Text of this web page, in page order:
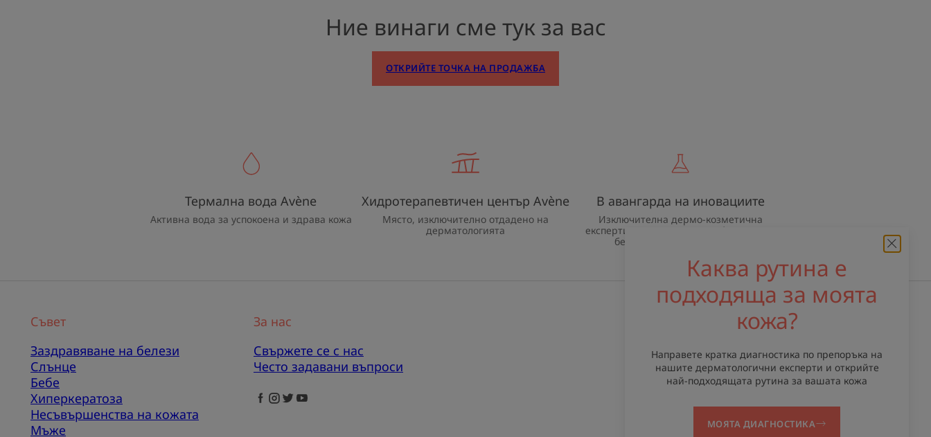
Ние винаги сме тук за вас
OТКРИЙТЕ ТОЧКА НА ПРОДАЖБА
Каква рутина е
подходяща за моята
кожа?
Направете кратка диагностика по препоръка на
нашите дерматологични експерти и открийте
най-подходящата рутина за вашата кожа
МОЯТА ДИАГНОСТИКА
Термална вода Avène
Активна вода за успокоена и здрава кожа
Хидротерапевтичен център Avène
Място, изключително отдадено на
дерматологията
В авангарда на иновациите
Изключителна дермо-козметична
експертиза за качествена, ефективна и
безопасна грижа за кожата
Получавайте нашия бюлетин
Всички наши съвети за ежедневна
грижа за кожата.
АБОНИРАЙТЕ СЕ ЗА БЮЛЕТИНА
Съвет
Заздравяване на белези
Слънце
Бебе
Хиперкератоза
Несъвършенства на кожата
Мъже
За нас
Свържете се с нас
Често задавани въпроси